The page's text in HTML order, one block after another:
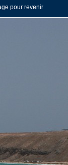
pour revenir